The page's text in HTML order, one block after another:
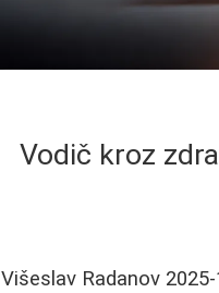
Vodič kroz
Višeslav Radanov